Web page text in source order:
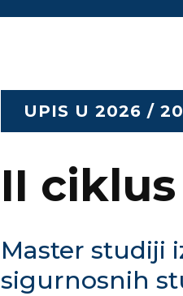
UPIS U 2026 /
II
Master studiji
sigurnosnih